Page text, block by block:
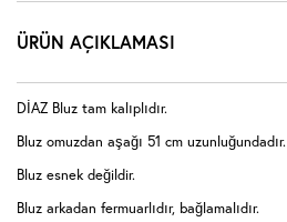
ÜRÜN AÇIKLAMASI
DİAZ Bluz tam kalıplıdır.
Bluz omuzdan aşağı 51 cm uzunluğundadır.
Bluz esnek değildir.
Bluz arkadan fermuarlıdır, bağlamalıdır.